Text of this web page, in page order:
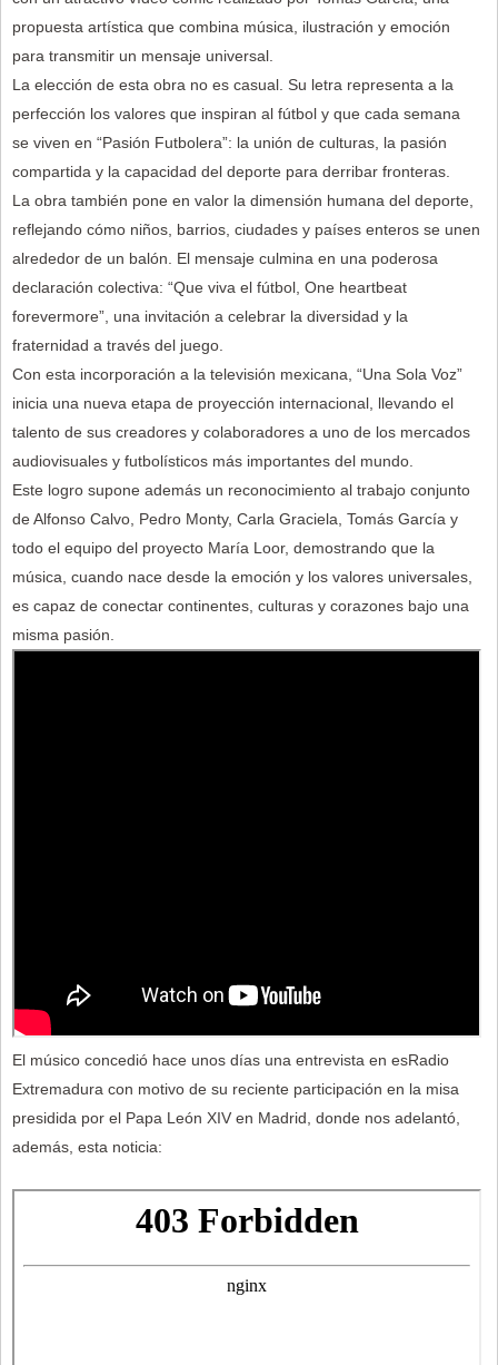
propuesta artística que combina música, ilustración y emoción
para transmitir un mensaje universal.
La elección de esta obra no es casual. Su letra representa a la
perfección los valores que inspiran al fútbol y que cada semana
se viven en “Pasión Futbolera”: la unión de culturas, la pasión
compartida y la capacidad del deporte para derribar fronteras.
La obra también pone en valor la dimensión humana del deporte,
reflejando cómo niños, barrios, ciudades y países enteros se unen
alrededor de un balón. El mensaje culmina en una poderosa
declaración colectiva: “Que viva el fútbol, One heartbeat
forevermore”, una invitación a celebrar la diversidad y la
fraternidad a través del juego.
Con esta incorporación a la televisión mexicana, “Una Sola Voz”
inicia una nueva etapa de proyección internacional, llevando el
talento de sus creadores y colaboradores a uno de los mercados
audiovisuales y futbolísticos más importantes del mundo.
Este logro supone además un reconocimiento al trabajo conjunto
de Alfonso Calvo, Pedro Monty, Carla Graciela, Tomás García y
todo el equipo del proyecto María Loor, demostrando que la
música, cuando nace desde la emoción y los valores universales,
es capaz de conectar continentes, culturas y corazones bajo una
misma pasión.
El músico concedió hace unos días una entrevista en esRadio
Extremadura con motivo de su reciente participación en la misa
presidida por el Papa León XIV en Madrid, donde nos adelantó,
además, esta noticia: